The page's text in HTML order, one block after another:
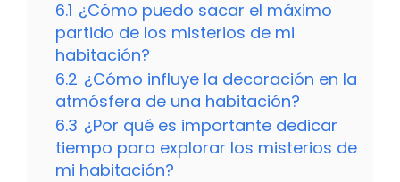
6.1 ¿Cómo puedo sacar el máximo
partido de los misterios de mi
habitación?
6.2 ¿Cómo influye la decoración en la
atmósfera de una habitación?
6.3 ¿Por qué es importante dedicar
tiempo para explorar los misterios de
mi habitación?